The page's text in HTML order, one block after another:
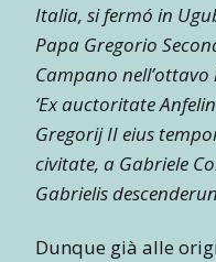
Italia, si fermó in
Papa Gregorio
Campano
‘Ex auctoritate
Gregorij II eius
civitate, a Gabriele
Gabrielis
Dunque già alle